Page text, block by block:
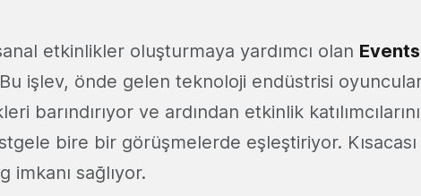
etkinlikler oluşturmaya yardımcı olan Events
işlev, önde gelen teknoloji endüstrisi
barındırıyor ve ardından etkinlik
bire bir görüşmelerde eşleştiriyor.
sağlıyor.